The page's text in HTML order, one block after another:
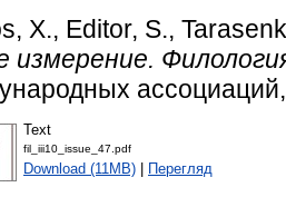
X., Editor, S.,
измерение.
Text
fil_iii10_issue_47.pdf
Download (11MB) Перегляд